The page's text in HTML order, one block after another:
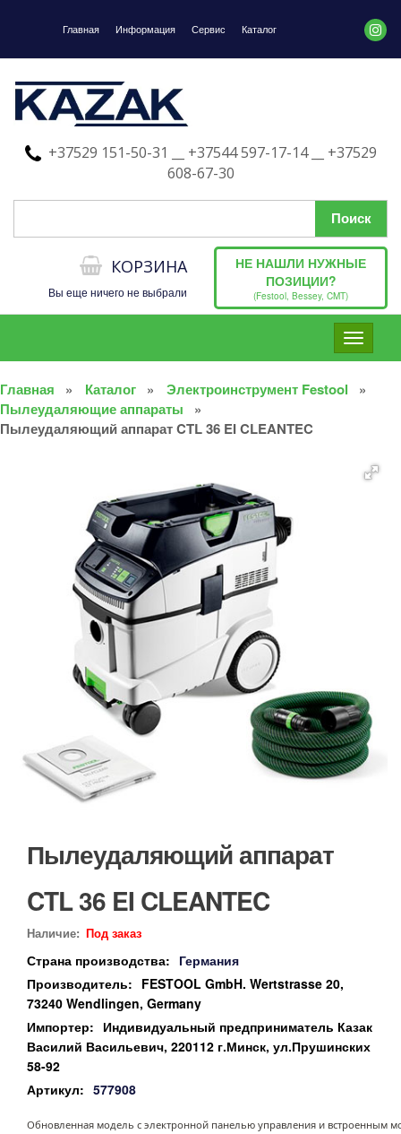
Главная Информация Сервис Каталог
+37529 151-50-31 __ +37544 597-17-14 __ +37529
608-67-30
КОРЗИНА
Вы еще ничего не выбрали
НЕ НАШЛИ НУЖНЫЕ
ПОЗИЦИИ?
(Festool, Bessey, CMT)
Toggle
Главная Каталог
Электроинструмент Festool
Пылеудаляющие аппараты
Пылеудаляющий аппарат CTL 36 EI CLEANTEC
Пылеудаляющий аппарат
CTL 36 EI CLEANTEC
Наличие: Под заказ
Страна производства: Германия
Производитель: FESTOOL GmbH. Wertstrasse 20,
73240 Wendlingen, Germany
Импортер: Индивидуальный предприниматель Казак
Василий Васильевич, 220112 г.Минск, ул.Прушинских
58-92
Артикул: 577908
Обновленная модель с электронной панелью управления и встроенным